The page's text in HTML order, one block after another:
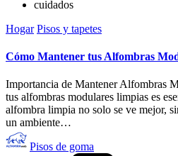
cuidados
Publicado
Hogar Pisos y tapetes
Cómo Mantener tus Alfombras
Importancia de Mantener Alfombras
tus alfombras modulares limpias es
alfombra limpia no solo se ve mejor,
un ambiente…
Publicado
por
Pisos de goma